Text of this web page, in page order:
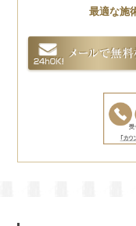
最適な施